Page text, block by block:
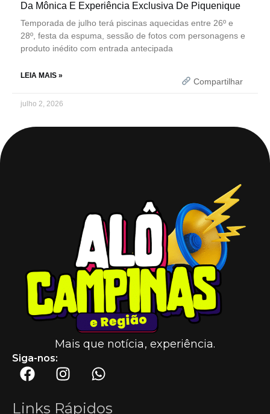
Da Mônica E Experiência Exclusiva De Piquenique
Temporada de julho terá piscinas aquecidas entre 26º e
28º, festa da espuma, sessão de fotos com personagens e
produto inédito com entrada antecipada
LEIA MAIS »
Compartilhar
julho 2, 2026
Mais que notícia, experiência.
Siga-nos:
Links Rápidos